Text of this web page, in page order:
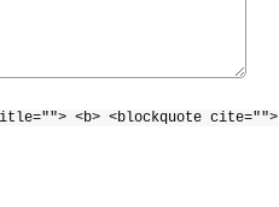
<b> <blockquote cite="">